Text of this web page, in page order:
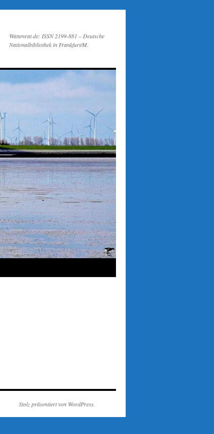
Wattenrat.de: ISSN 2199-881 – Deutsche
Nationalbibliothek in Frankfurt/M.
Stolz präsentiert von WordPress.